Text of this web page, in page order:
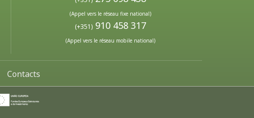
(Appel vers le réseau fixe national)
(+351) 910 458 317
(Appel vers le réseau mobile national)
Contacts